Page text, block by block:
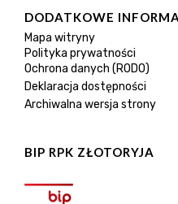
DODATKOWE
Mapa witryny
Polityka prywatności
Ochrona danych (RODO)
Deklaracja dostępności
Archiwalna wersja strony
BIP RPK ZŁOTORYJA